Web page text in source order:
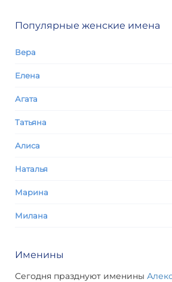
Популярные женские имена
Вера
Елена
Агата
Татьяна
Алиса
Наталья
Марина
Милана
Именины
Сегодня празднуют именины